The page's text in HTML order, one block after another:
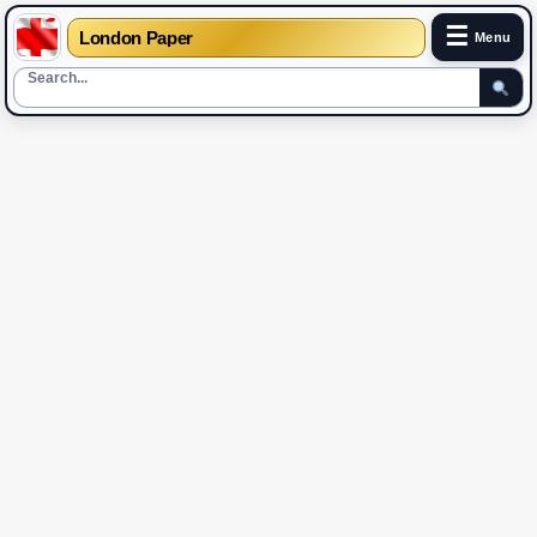
London Paper ☰ Menu